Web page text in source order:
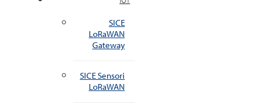
SICE
LoRaWAN
Gateway
SICE Sensori
LoRaWAN